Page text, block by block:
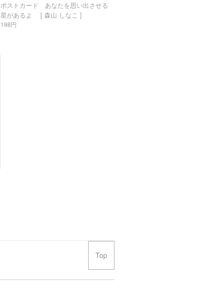
ポストカード あなたを思い出させる
星があるよ [ 森山 しなこ ]
198円
Top